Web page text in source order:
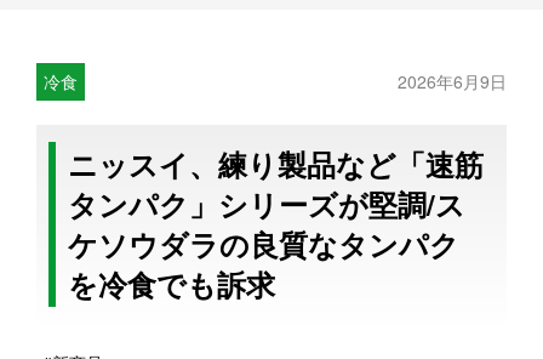
冷食 2026年6月9日
ニッスイ、練り製品など「速筋
タンパク」シリーズが堅調/ス
ケソウダラの良質なタンパク
を冷食でも訴求